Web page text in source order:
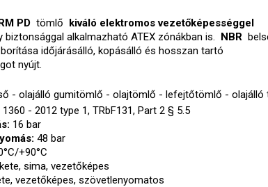
PD tömlő kiváló elektromos vezetőképességgel
biztonsággal alkalmazható ATEX zónákban is. NBR
borítása időjárásálló, kopásálló és hosszan tartó
nyújt.
- olajálló gumitömlő - olajtömlő - lefejtőtömlő - olajálló
1360 - 2012 type 1, TRbF131, Part 2 § 5.5
16 bar
48 bar
+90°C
sima, vezetőképes
vezetőképes, szövetlenyomatos